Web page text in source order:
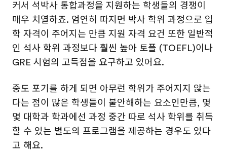
커서 석박사 통합과정을 지원하는 학생들의 경쟁이
매우 치열하죠. 엄연히 따지면 박사 학위 과정으로 입
학 자격이 주어지는 만큼 지원 자격 요건 또한 일반적
인 석사 학위 과정보다 훨씬 높아 토플 (TOEFL)이나
GRE 시험의 고득점을 요구하고 있어요.
중도 포기를 하게 되면 아무런 학위가 주어지지 않는
다는 점이 많은 학생들이 불안해하는 요소인만큼, 몇
몇 대학과 학과에선 과정 중간 따로 석사 학위를 취득
할 수 있는 별도의 프로그램을 제공하는 경우도 있다
고 해요.